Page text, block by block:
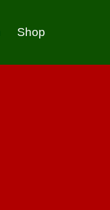
Shop